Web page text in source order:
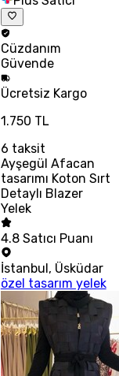
Cüzdanım
Güvende
Ücretsiz Kargo
1.750 TL
6 taksit
Ayşegül Afacan
tasarımı Koton Sırt
Detaylı Blazer
Yelek
4.8 Satıcı Puanı
İstanbul, Üsküdar
özel tasarım yelek